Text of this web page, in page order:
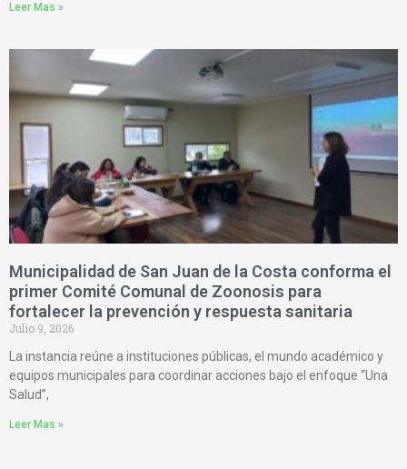
Leer Mas »
Municipalidad de San Juan de la Costa conforma el
primer Comité Comunal de Zoonosis para
fortalecer la prevención y respuesta sanitaria
Julio 9, 2026
La instancia reúne a instituciones públicas, el mundo académico y
equipos municipales para coordinar acciones bajo el enfoque “Una
Salud”,
Leer Mas »